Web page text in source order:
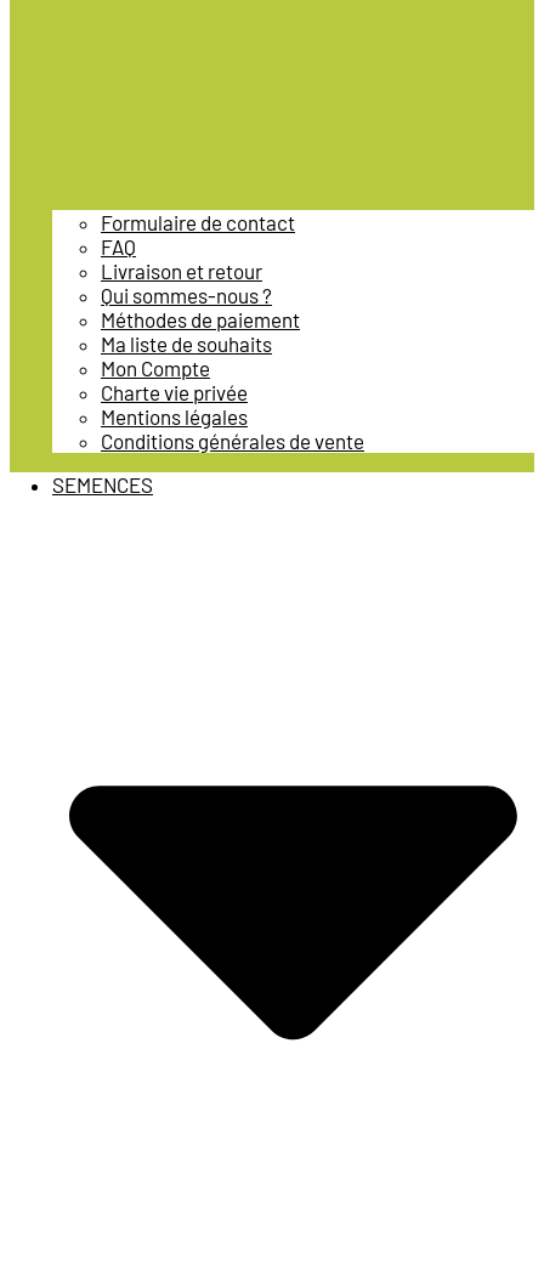
Formulaire de contact
FAQ
Livraison et retour
Qui sommes-nous ?
Méthodes de paiement
Ma liste de souhaits
Mon Compte
Charte vie privée
Mentions légales
Conditions générales de vente
SEMENCES